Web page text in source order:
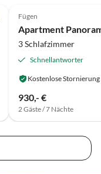
Fügen
Apartment
3 Schlafzimmer
Schnellantworter
Kostenlose Stornierung
930,- €
2 Gäste / 7 Nächte